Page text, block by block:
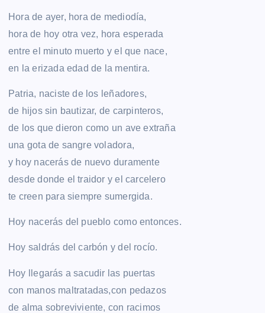
Hora de ayer, hora de mediodía,
hora de hoy otra vez, hora esperada
entre el minuto muerto y el que nace,
en la erizada edad de la mentira.
Patria, naciste de los leñadores,
de hijos sin bautizar, de carpinteros,
de los que dieron como un ave extraña
una gota de sangre voladora,
y hoy nacerás de nuevo duramente
desde donde el traidor y el carcelero
te creen para siempre sumergida.
Hoy nacerás del pueblo como entonces.
Hoy saldrás del carbón y del rocío.
Hoy llegarás a sacudir las puertas
con manos maltratadas,con pedazos
de alma sobreviviente, con racimos